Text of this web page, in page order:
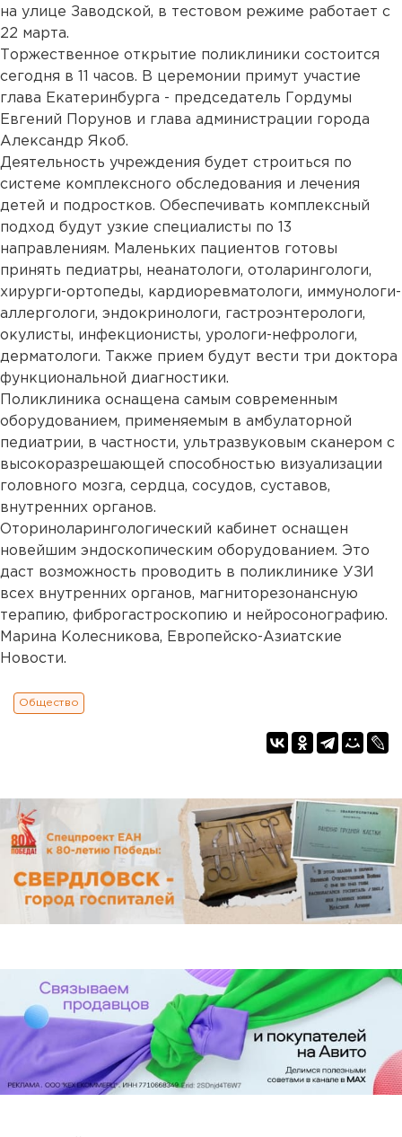
на улице Заводской, в тестовом режиме работает с
22 марта.
Торжественное открытие поликлиники состоится
сегодня в 11 часов. В церемонии примут участие
глава Екатеринбурга - председатель Гордумы
Евгений Порунов и глава администрации города
Александр Якоб.
Деятельность учреждения будет строиться по
системе комплексного обследования и лечения
детей и подростков. Обеспечивать комплексный
подход будут узкие специалисты по 13
направлениям. Маленьких пациентов готовы
принять педиатры, неанатологи, отоларингологи,
хирурги-ортопеды, кардиоревматологи, иммунологи-
аллергологи, эндокринологи, гастроэнтерологи,
окулисты, инфекционисты, урологи-нефрологи,
дерматологи. Также прием будут вести три доктора
функциональной диагностики.
Поликлиника оснащена самым современным
оборудованием, применяемым в амбулаторной
педиатрии, в частности, ультразвуковым сканером с
высокоразрешающей способностью визуализации
головного мозга, сердца, сосудов, суставов,
внутренних органов.
Оториноларингологический кабинет оснащен
новейшим эндоскопическим оборудованием. Это
даст возможность проводить в поликлинике УЗИ
всех внутренних органов, магниторезонансную
терапию, фиброгастроскопию и нейросонографию.
Марина Колесникова, Европейско-Азиатские
Новости.
Общество